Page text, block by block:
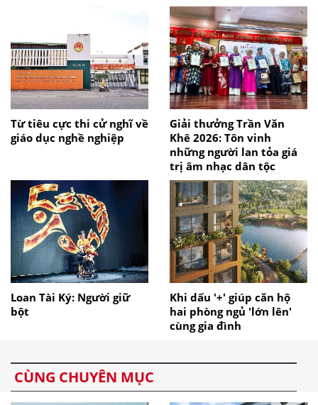
Từ tiêu cực thi cử nghĩ về
giáo dục nghề nghiệp
Giải thưởng Trần Văn
Khê 2026: Tôn vinh
những người lan tỏa giá
trị âm nhạc dân tộc
Loan Tài Ký: Người giữ
bột
Khi dấu '+' giúp căn hộ
hai phòng ngủ 'lớn lên'
cùng gia đình
CÙNG CHUYÊN MỤC